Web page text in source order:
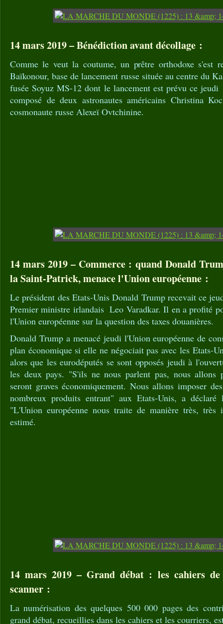
14 mars 2019 – Bénédiction avant décollage :
Comme le veut la coutume, un prêtre orthodoxe s'est
Baïkonour, base de lancement russe située au centre du
fusée Soyuz MS-12 dont le lancement est prévu ce jeudi
composé de deux astronautes américains Christina
cosmonaute russe Alexeï Ovtchinine.
14 mars 2019 – Commerce : quand Donald
la Saint-Patrick, menace l'Union européenne :
Le président des Etats-Unis Donald Trump recevait ce
Premier ministre irlandais Leo Varadkar. Il en a profité
l'Union européenne sur la question des taxes douanières.
Donald Trump a menacé jeudi l'Union européenne de
plan économique si elle ne négociait pas avec les Etats-
alors que les eurodéputés se sont opposés jeudi à
les deux pays. "S'ils ne nous parlent pas, nous allons
seront graves économiquement. Nous allons imposer
nombreux produits entrant" aux Etats-Unis, a déclaré
"L'Union européenne nous traite de manière très, très
estimé.
14 mars 2019 – Grand débat : les cahiers de
scanner :
La numérisation des quelques 500 000 pages des
grand débat, recueillies dans les cahiers et les courriers,